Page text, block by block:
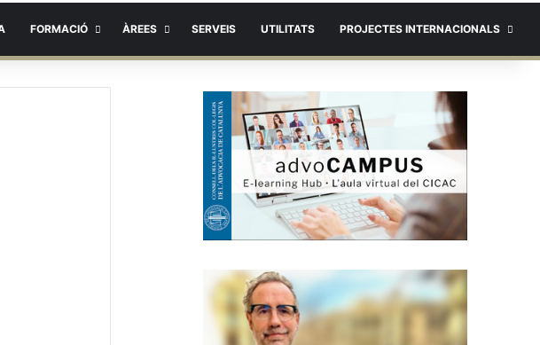
FORMACIÓ ÀREES SERVEIS UTILITATS PROJECTES INTERNACIONALS